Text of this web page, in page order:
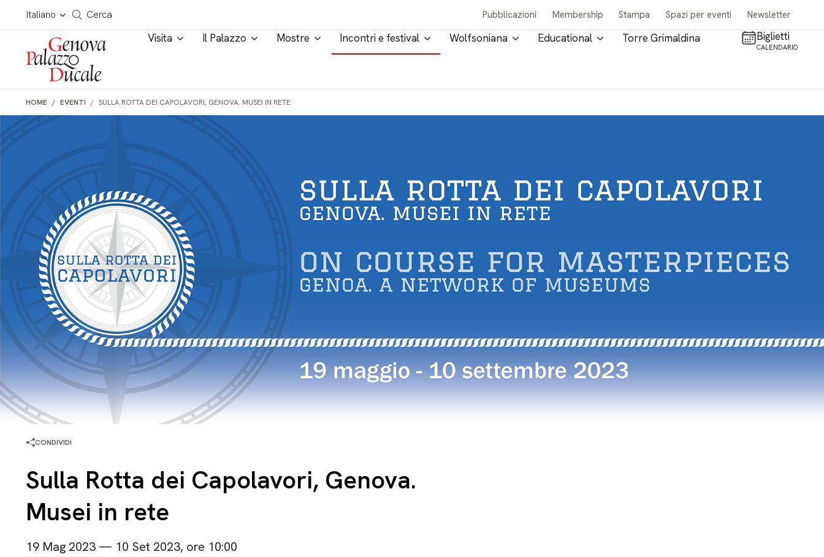
Salta al contenuto
Italiano
Cerca in tutto il sito
Cerca Pubblicazioni Membership Stampa Spazi per eventi Newsletter
Visita Il Palazzo Mostre Incontri e festival Wolfsoniana Educational Torre Grimaldina Biglietti
CALENDARIO
HOME EVENTI SULLA ROTTA DEI CAPOLAVORI, GENOVA. MUSEI IN RETE
CONDIVIDI
Sulla Rotta dei Capolavori, Genova.
Musei in rete
19 Mag 2023 — 10 Set 2023, ore 10:00